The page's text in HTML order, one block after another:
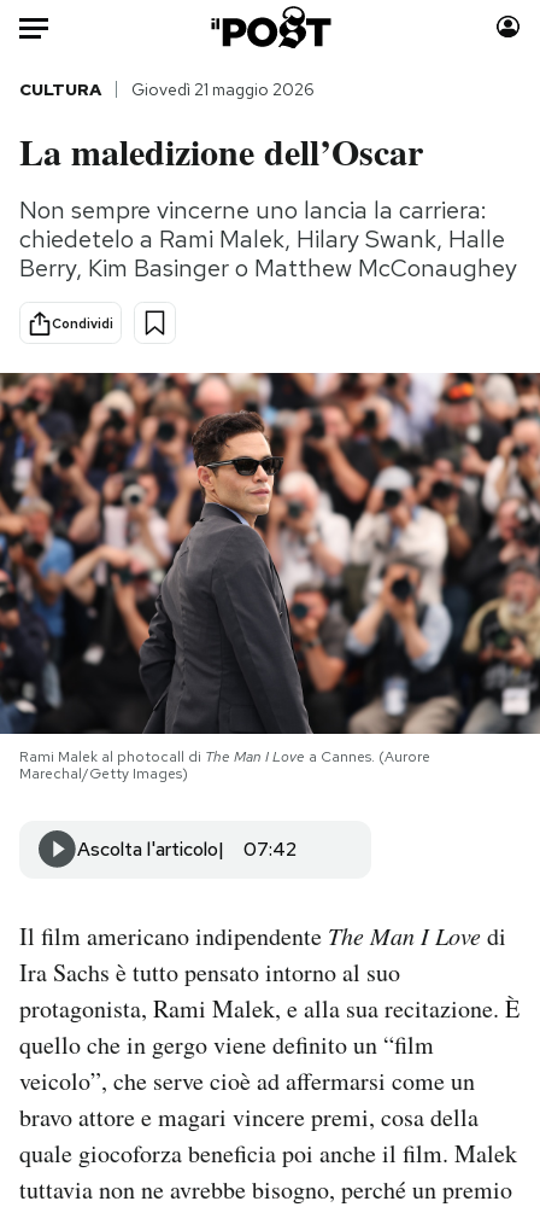
Auto
HOME
Mondo
Politica
Tecnologia
Internet
Scienza
Cultura
Economia
Sport
Moda
Libri
Consumismi
Media
Europa
Altrecose
Mondiali calcio 2026
PODCAST
NEWSLETTER
I MIEI PREFERITI
SHOP
AREA PERSONALE
Area Personale
Newsletter
Notifiche mobile
Regala il Post
Hai bisogno di aiuto?
Esci
CULTURA Giovedì 21 maggio 2026
La maledizione dell’Oscar
Non sempre vincerne uno lancia la carriera:
chiedetelo a Rami Malek, Hilary Swank, Halle
Berry, Kim Basinger o Matthew McConaughey
Condividi
Rami Malek al photocall di The Man I Love a Cannes. (Aurore
Marechal/Getty Images)
Ascolta l'articolo 07:42
Il film americano indipendente The Man I Lovedi
Ira Sachs è tutto pensato intorno al suo
protagonista, Rami Malek, e alla sua recitazione. È
quello che in gergo viene definito un “film
veicolo”, che serve cioè ad affermarsi come un
bravo attore e magari vincere premi, cosa della
quale giocoforza beneficia poi anche il film. Malek
tuttavia non ne avrebbe bisogno, perché un premio